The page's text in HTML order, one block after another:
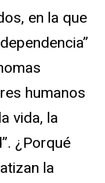
en la que
humanos
vida, la
¿Porqué
la